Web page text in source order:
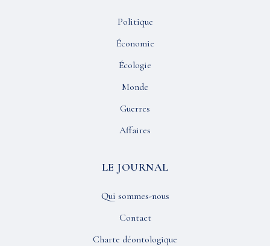
Politique
Économie
Écologie
Monde
Guerres
Affaires
LE JOURNAL
Qui sommes-nous
Contact
Charte déontologique